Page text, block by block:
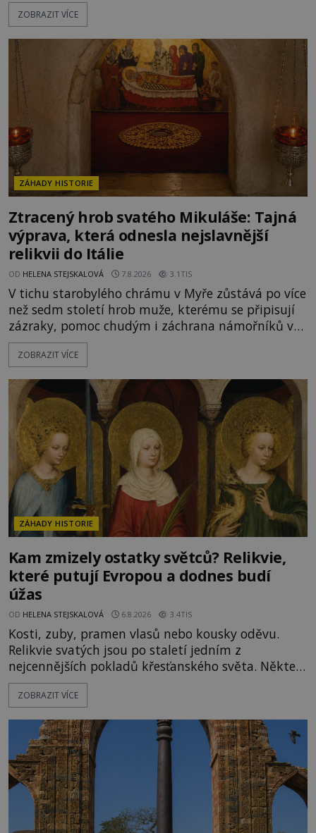
nakloněných turistů. Je to také případ kyperského
legendami o něm ukrývat nějaký pravdivý základ?
V blízkosti Mysu Greco, jak se přez
ZOBRAZIT VÍCE
ZÁHADY HISTORIE
Ztracený hrob svatého Mikuláše: Tajná
výprava, která odnesla nejslavnější
relikvii do Itálie
OD HELENA STEJSKALOVÁ 7.8.2026 3.1TIS
V tichu starobylého chrámu v Myře zůstává po více
než sedm století hrob muže, kterému se připisují
zázraky, pomoc chudým i záchrana námořníků v
bouřích. Pak ale přichází rok 1087 a klidné místo
se mění v dějiště podivné noční výpravy. Skupina
Mikuláše a odváží jeho ostatky přes moře do Bari.
Je to zbožná záchrana před nebezpečím, nebo
promyšlená krádež,
ZOBRAZIT VÍCE
ZÁHADY HISTORIE
Kam zmizely ostatky světců? Relikvie,
které putují Evropou a dodnes budí
úžas
OD HELENA STEJSKALOVÁ 6.8.2026 3.4TIS
Kosti, zuby, pramen vlasů nebo kousky oděvu.
Relikvie svatých jsou po staletí jedním z
nejcennějších pokladů křesťanského světa. Některé
mají pečlivě doloženou historii, jiné provází
záhady, krádeže i nečekané objevy. Jejich osudy
o skutečné historické události. Ve středověké
Evropě mají relikvie mimořádnou hodnotu. Nejsou
jen předmětem úcty
ZOBRAZIT VÍCE